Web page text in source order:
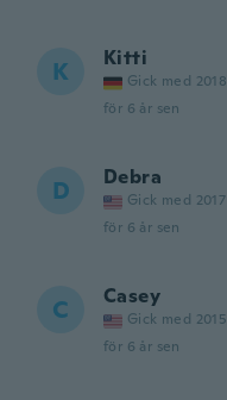
K Kitti
Gick med 2018
för 6 år sen
D Debra
Gick med 2017
för 6 år sen
C Casey
Gick med 2015
för 6 år sen